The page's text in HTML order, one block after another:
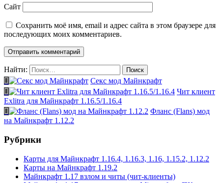
Сайт
Сохранить моё имя, email и адрес сайта в этом браузере для
последующих моих комментариев.
Найти:
Секс мод Майнкрафт
Чит клиент
Exlitra для Майнкрафт 1.16.5/1.16.4
Фланс (Flans) мод
на Майнкрафт 1.12.2
Рубрики
Карты для Майнкрафт 1.16.4, 1.16.3, 1.16, 1.15.2, 1.12.2
Карты на Майнкрафт 1.19.2
Майнкрафт 1.17 взлом и читы (чит-клиенты)